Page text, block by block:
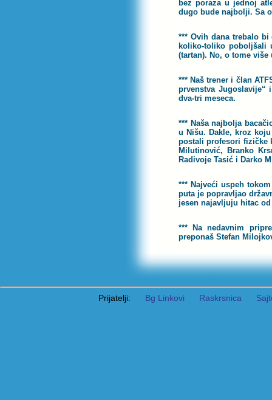
bez poraza u jednoj
dugo bude najbolji. Sa
*** Ovih dana trebalo
koliko-toliko poboljšali
(tartan). No, o tome više
*** Naš trener i član
prvenstva Jugoslavije“
dva-tri meseca.
*** Naša najbolja
u Nišu. Dakle, kroz
postali profesori fizičke
Milutinović, Branko
Radivoje Tasić i Darko
*** Najveći uspeh
puta je popravljao
jesen najavljuju hitac
*** Na nedavnim
preponaš Stefan
Prijatelji: Bg Linkovi Raskrsnica